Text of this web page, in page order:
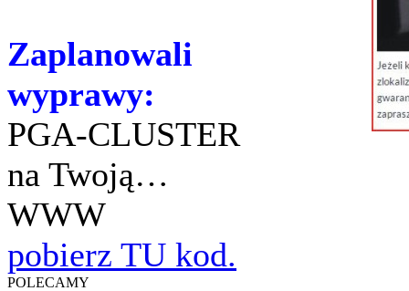
Zaplanowali
wyprawy:
PGA-CLUSTER
na Twoją…
WWW
pobierz TU kod.
POLECAMY